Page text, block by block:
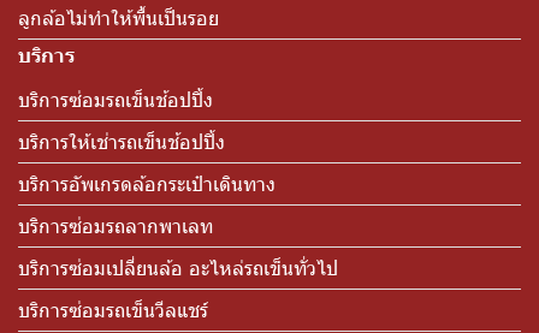
ลูกล้อไม่ทำให้พื้นเป็นรอย
บริการ
บริการซ่อมรถเข็นช้อปปิ้ง
บริการให้เช่ารถเข็นช้อปปิ้ง
บริการอัพเกรดล้อกระเป๋าเดินทาง
บริการซ่อมรถลากพาเลท
บริการซ่อมเปลี่ยนล้อ อะไหล่รถเข็นทั่วไป
บริการซ่อมรถเข็นวีลแชร์